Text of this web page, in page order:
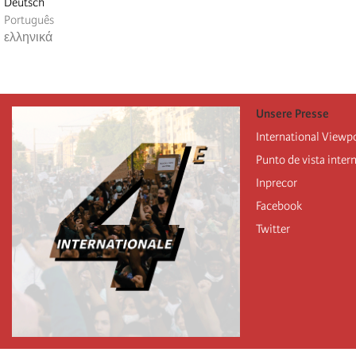
Português
ελληνικά
Unsere Presse
International
Punto de vista
Inprecor
Facebook
Twitter